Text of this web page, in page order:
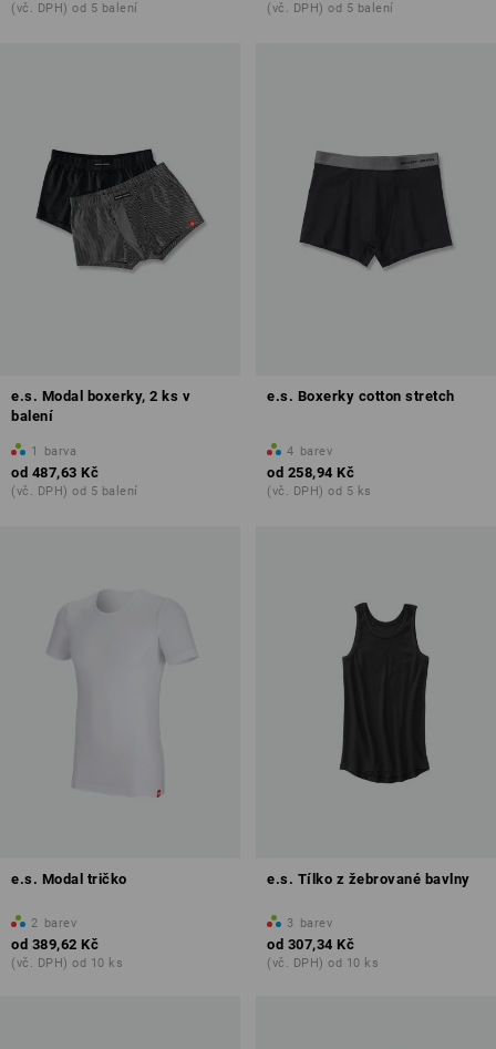
(vč. DPH) od 5 balení (vč. DPH) od 5 balení
e.s. Modal boxerky, 2 ks v
balení
1 barva
od 487,63 Kč
(vč. DPH) od 5 balení
e.s. Boxerky cotton stretch
4 barev
od 258,94 Kč
(vč. DPH) od 5 ks
e.s. Modal tričko
2 barev
od 389,62 Kč
(vč. DPH) od 10 ks
e.s. Tílko z žebrované bavlny
3 barev
od 307,34 Kč
(vč. DPH) od 10 ks